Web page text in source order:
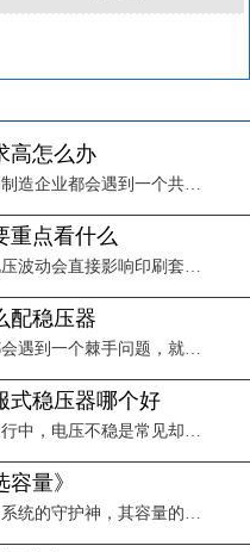
高怎么办
很多引进进口生产设备的制造企业都会遇到一个共性问题：进口设备对电压要求高怎么办？不同国家的电网电压标准存在差异，欧美日等地区的工业设备额定电压多为11 ...
重点看什么
印刷行业生产中，输入电压波动会直接影响印刷套色精度、设备运行稳定性，轻则出现废品增加生产损耗，重则烧坏印刷机核心控制部件，造成高额停产损失。因此选择适 ...
配稳压器
很多工厂在生产运营中都会遇到一个棘手问题，就是离配电房距离较远的生产线、加工设备端，经常出现电压偏低的情况，轻则导致设备转速变慢、生产效率下降，重则烧 ...
式稳压器哪个好
在工业生产或精密设备运行中，电压不稳是常见却危害巨大的问题。选择一款合适的稳压器至关重要。面对市场上主流的补偿式稳压器和伺服式稳压器，许多用户都会产生 ...
量》
三相稳压器作为工业电力系统的守护神，其容量的正确选择直接关系到后续设备的稳定运行、稳压器自身的工作效率以及使用寿命。选小了，设备无法正常启动甚至损坏稳 ...